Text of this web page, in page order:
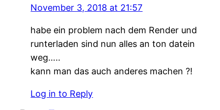
November 3, 2018 at 21:57
habe ein problem nach dem Render und
runterladen sind nun alles an ton datein
weg…..
kann man das auch anderes machen ?!
Log in to Reply